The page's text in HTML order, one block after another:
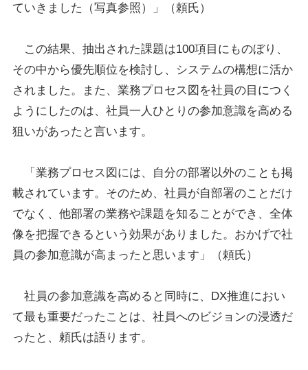
ていきました（写真参照）」（頼氏）
この結果、抽出された課題は100項目にものぼり、
その中から優先順位を検討し、システムの構想に活か
されました。また、業務プロセス図を社員の目につく
ようにしたのは、社員一人ひとりの参加意識を高める
狙いがあったと言います。
「業務プロセス図には、自分の部署以外のことも掲
載されています。そのため、社員が自部署のことだけ
でなく、他部署の業務や課題を知ることができ、全体
像を把握できるという効果がありました。おかげで社
員の参加意識が高まったと思います」（頼氏）
社員の参加意識を高めると同時に、DX推進におい
て最も重要だったことは、社員へのビジョンの浸透だ
ったと、頼氏は語ります。